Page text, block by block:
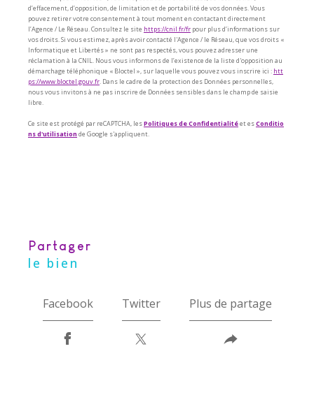
d’effacement, d’opposition, de limitation et de portabilité de vos données. Vous
pouvez retirer votre consentement à tout moment en contactant directement
l’Agence / Le Réseau. Consultez le site https://cnil.fr/fr pour plus d’informations sur
vos droits. Si vous estimez, après avoir contacté l'Agence / le Réseau, que vos droits «
Informatique et Libertés » ne sont pas respectés, vous pouvez adresser une
réclamation à la CNIL. Nous vous informons de l’existence de la liste d'opposition au
démarchage téléphonique « Bloctel », sur laquelle vous pouvez vous inscrire ici : htt
ps://www.bloctel.gouv.fr . Dans le cadre de la protection des Données personnelles,
nous vous invitons à ne pas inscrire de Données sensibles dans le champ de saisie
libre.
Ce site est protégé par reCAPTCHA, lesPolitiques de Confidentialitéet esConditio
ns d'utilisation de Google s'appliquent.
partager
le bien
Facebook Twitter Plus de partage